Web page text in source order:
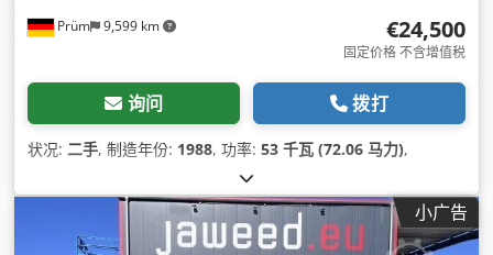
Prüm 9,599 km €24,500
固定价格 不含增值税
询问 拨打
状况: 二手, 制造年份: 1988, 功率: 53 千瓦 (72.06 马力),
小广告